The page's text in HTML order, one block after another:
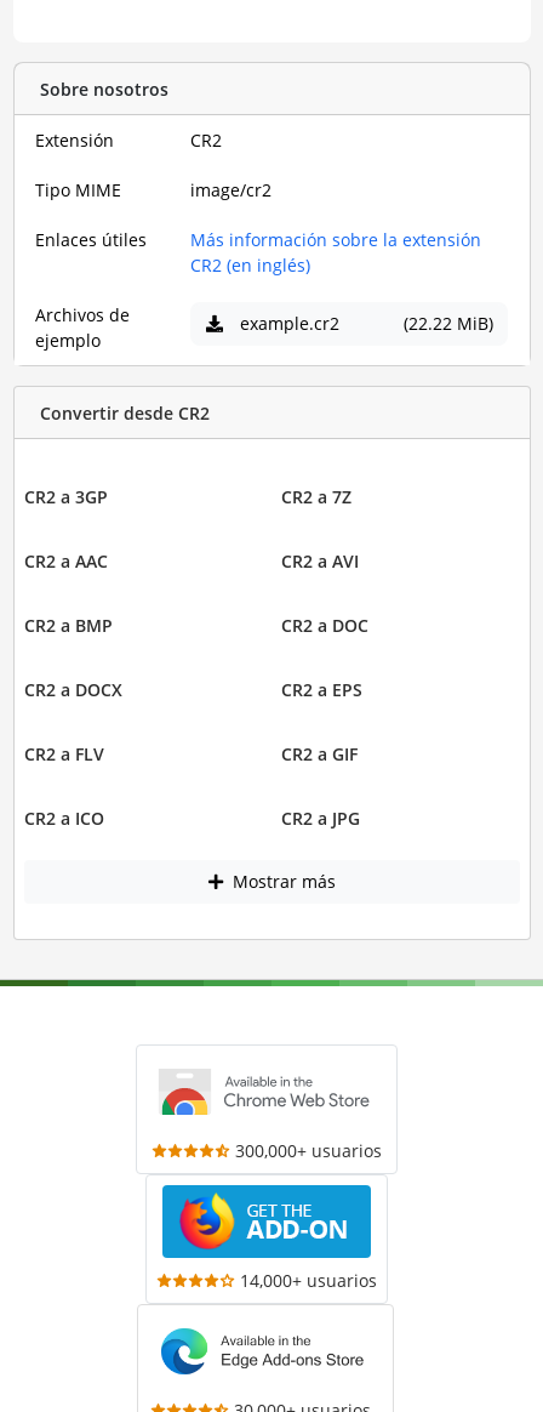
Sobre nosotros
Extensión CR2
Tipo MIME image/cr2
Enlaces útiles
Más información sobre la extensión
CR2 (en inglés)
Archivos de
ejemplo
example.cr2 (22.22 MiB)
Convertir desde CR2
CR2 a 3GP CR2 a 7Z
CR2 a AAC CR2 a AVI
CR2 a BMP CR2 a DOC
CR2 a DOCX CR2 a EPS
CR2 a FLV CR2 a GIF
CR2 a ICO CR2 a JPG
Mostrar más
300,000+ usuarios
14,000+ usuarios